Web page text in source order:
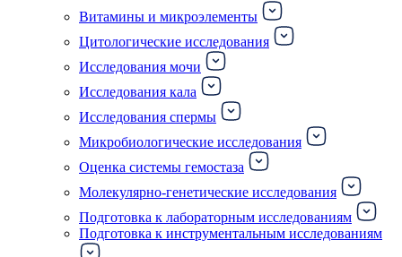
Витамины и микроэлементы
Цитологические исследования
Исследования мочи
Исследования кала
Исследования спермы
Микробиологические исследования
Оценка системы гемостаза
Молекулярно-генетические исследования
Подготовка к лабораторным исследованиям
Подготовка к инструментальным исследованиям